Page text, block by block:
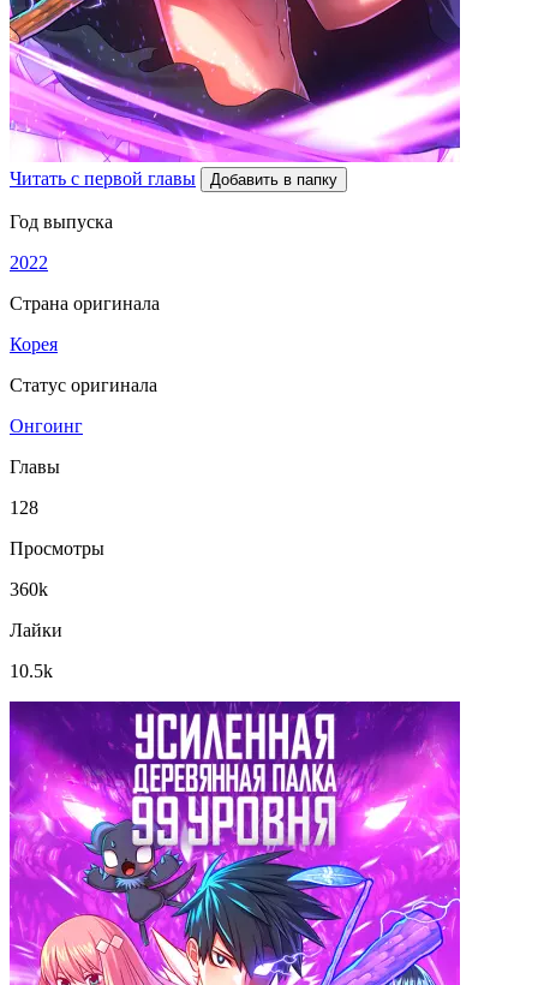
Читать с первой главы Добавить в папку
Год выпуска
2022
Страна оригинала
Корея
Статус оригинала
Онгоинг
Главы
128
Просмотры
360k
Лайки
10.5k